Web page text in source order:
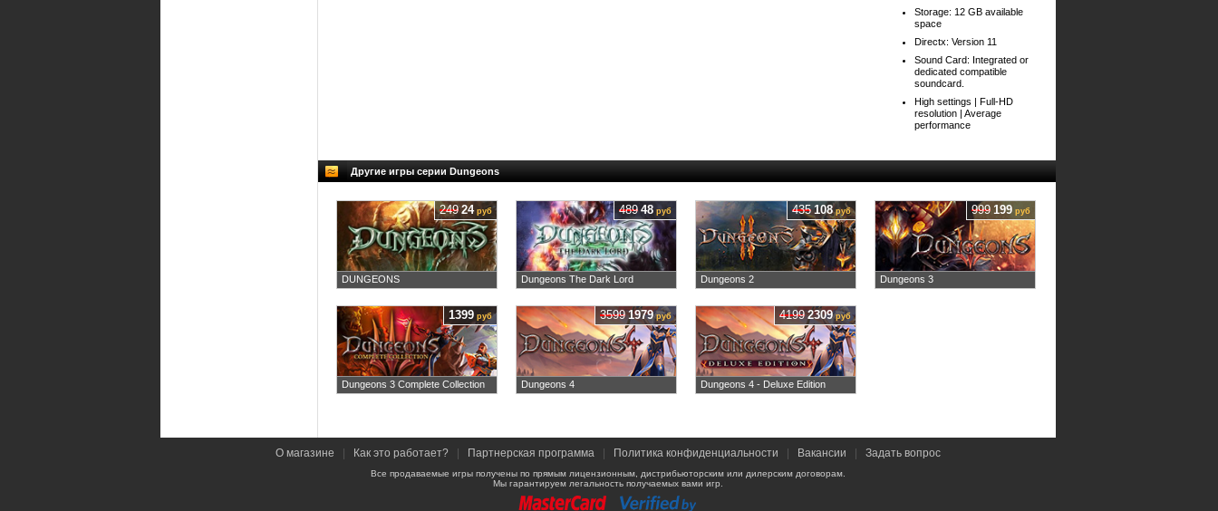
Storage: 12 GB available
space
Directx: Version 11
Sound Card: Integrated or
dedicated compatible
soundcard.
High settings | Full-HD
resolution | Average
performance
Другие игры серии Dungeons
DUNGEONS
249 24руб
Dungeons The Dark Lord
489 48 руб
Dungeons 2
435 108руб
Dungeons 3
999 199 руб
Dungeons 3 Complete Collection
1399 руб
Dungeons 4
3599 1979руб
Dungeons 4 - Deluxe Edition
4199 2309руб
О магазине Как это работает? Партнерская программа Политика конфиденциальности Вакансии Задать вопрос
Все продаваемые игры получены по прямым лицензионным, дистрибьюторским или дилерским договорам.
Мы гарантируем легальность получаемых вами игр.